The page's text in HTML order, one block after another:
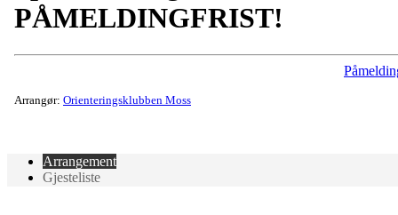
PÅMELDINGFRIST!
Arrangør: Orienteringsklubben Moss
Arrangement
Gjesteliste